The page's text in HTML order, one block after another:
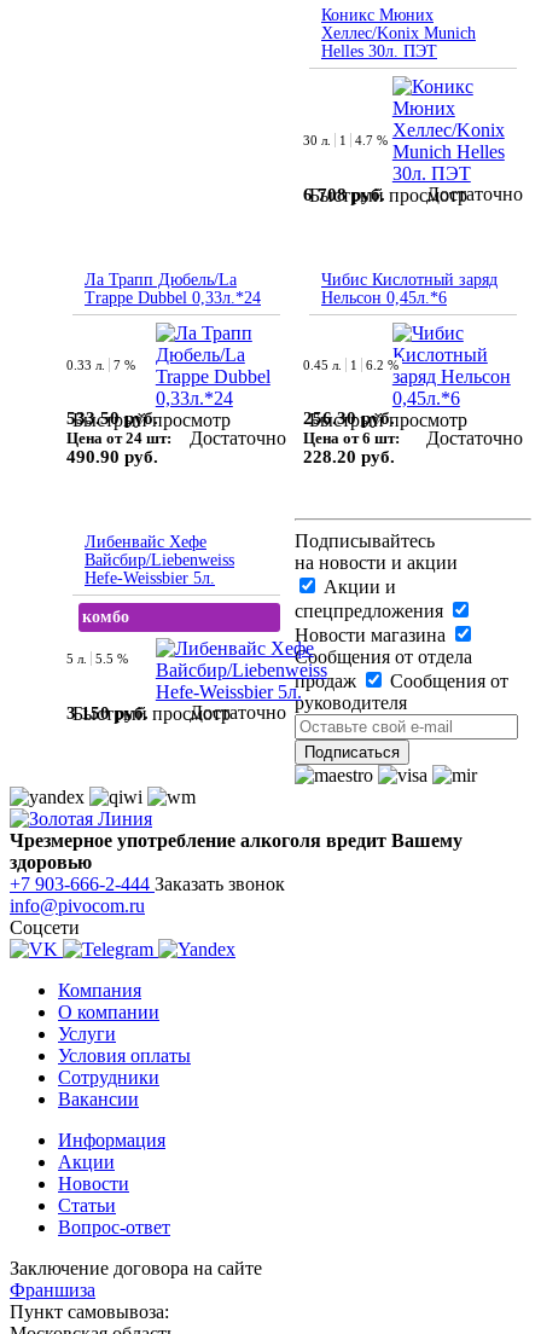
Коникс Мюних
Хеллес/Konix Munich
Helles 30л. ПЭТ
Быстрый просмотр
30 л. 1 4.7 %
6 708 руб. Достаточно
Ла Трапп Дюбель/La
Trappe Dubbel 0,33л.*24
Быстрый просмотр
0.33 л. 7 %
533.50 руб.
Цена от 24 шт:
490.90 руб.
Достаточно
Чибис Кислотный заряд
Нельсон 0,45л.*6
Быстрый просмотр
0.45 л. 1 6.2 %
256.30 руб.
Цена от 6 шт:
228.20 руб.
Достаточно
Либенвайс Хефе
Вайсбир/Liebenweiss
Hefe-Weissbier 5л.
комбо
Быстрый просмотр
5 л. 5.5 %
3 150 руб. Достаточно
Подписывайтесь
на новости и акции
Акции и
спецпредложения
Новости магазина
Сообщения от отдела
продаж
Сообщения от
руководителя
Чрезмерное употребление алкоголя вредит Вашему
здоровью
+7 903-666-2-444 Заказать звонок
info@pivocom.ru
Соцсети
Компания
О компании
Услуги
Условия оплаты
Сотрудники
Вакансии
Информация
Акции
Новости
Статьи
Вопрос-ответ
Заключение договора на сайте
Франшиза
Пункт самовывоза: